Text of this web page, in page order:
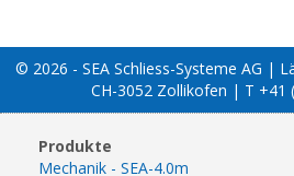
© 2026 - SEA Schliess-Systeme AG |
CH-3052 Zollikofen | T +41
Produkte
Mechanik - SEA-4.0m